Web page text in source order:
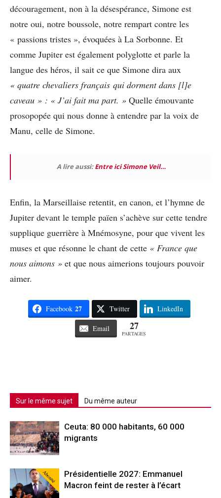
découragement, non à la désespérance, Simone est
notre oui, notre boussole, notre rempart contre les
« passions tristes », évoquées à La Sorbonne. Et
comme Jupiter est également polyglotte et parle la
langue des héros, il sait ce que Simone dira aux
« quatre chevaliers français qui dorment dans [l]e
caveau » : « J’ai fait ma part. » Quelle émouvante
prosopopée qui nous donne à entendre par la voix de
Manu, celle de Simone.
A lire aussi:Entre ici Simone Veil…
Enfin, la Marseillaise retentit, en canon, et l’hymne de
Jupiter devant le temple païen s’achève sur cette tendre
supplique guerrière à Mnémosyne, pour que vivent les
muses et que résonne le chant de cette « France que
nous aimons » et que nous aimerions toujours pouvoir
aimer.
Facebook 27 Twitter LinkedIn
Email 27
PARTAGES
Sur le même sujet Du même auteur
Ceuta: 80 000 habitants, 60 000
migrants
Abonné
Présidentielle 2027: Emmanuel
Macron feint de rester à l’écart